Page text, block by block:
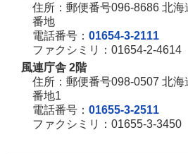
住所：郵便番号096-8686 北
番地
電話番号： 01654-3-2111
ファクシミリ：01654-2-4614
風連庁舎 2階
住所：郵便番号098-0507 北
番地1
電話番号： 01655-3-2511
ファクシミリ：01655-3-3450